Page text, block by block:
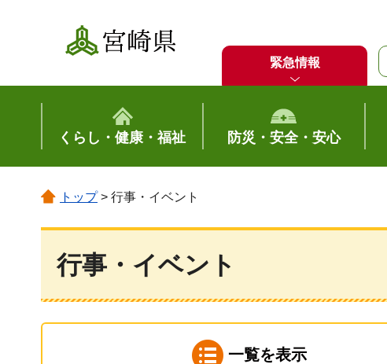
宮崎県
緊急情報
くらし・健康・福祉 防災・安全・安心
トップ> 行事・イベント
行事・イベント
一覧を表示